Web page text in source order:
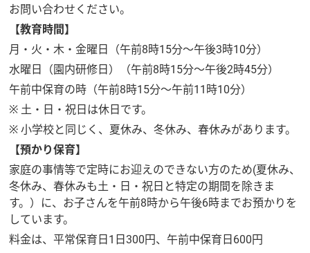
お問い合わせください。
【教育時間】
月・火・木・金曜日（午前8時15分～午後3時10分）
水曜日（園内研修日）（午前8時15分～午後2時45分）
午前中保育の時（午前8時15分～午前11時10分）
※ 土・日・祝日は休日です。
※ 小学校と同じく、夏休み、冬休み、春休みがあります。
【預かり保育】
家庭の事情等で定時にお迎えのできない方のため(夏休み、
冬休み、春休みも土・日・祝日と特定の期間を除きま
す。）に、お子さんを午前8時から午後6時までお預かりを
しています。
料金は、平常保育日1日300円、午前中保育日600円